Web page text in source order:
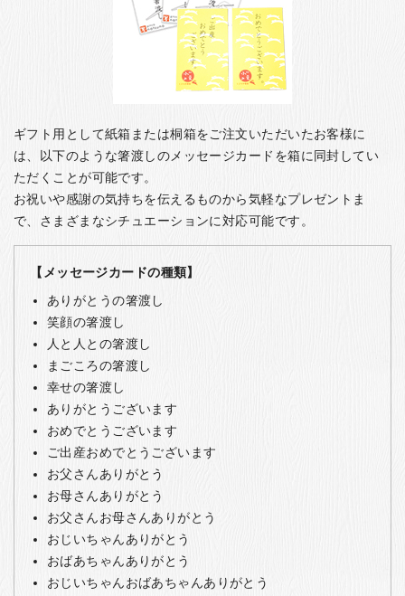
ギフト用として紙箱または桐箱をご注文いただいたお客様に
は、以下のような箸渡しのメッセージカードを箱に同封してい
ただくことが可能です。
お祝いや感謝の気持ちを伝えるものから気軽なプレゼントま
で、さまざまなシチュエーションに対応可能です。
【メッセージカードの種類】
ありがとうの箸渡し
笑顔の箸渡し
人と人との箸渡し
まごころの箸渡し
幸せの箸渡し
ありがとうございます
おめでとうございます
ご出産おめでとうございます
お父さんありがとう
お母さんありがとう
お父さんお母さんありがとう
おじいちゃんありがとう
おばあちゃんありがとう
おじいちゃんおばあちゃんありがとう